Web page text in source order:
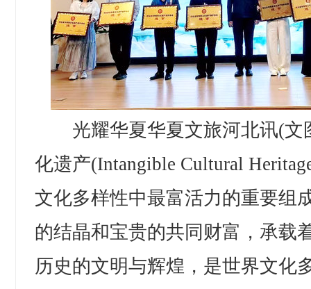
光耀华夏华夏文旅河北讯(文
化遗产(Intangible Cultural
文化多样性中最富活力的重要组
的结晶和宝贵的共同财富，承载
历史的文明与辉煌，是世界文化